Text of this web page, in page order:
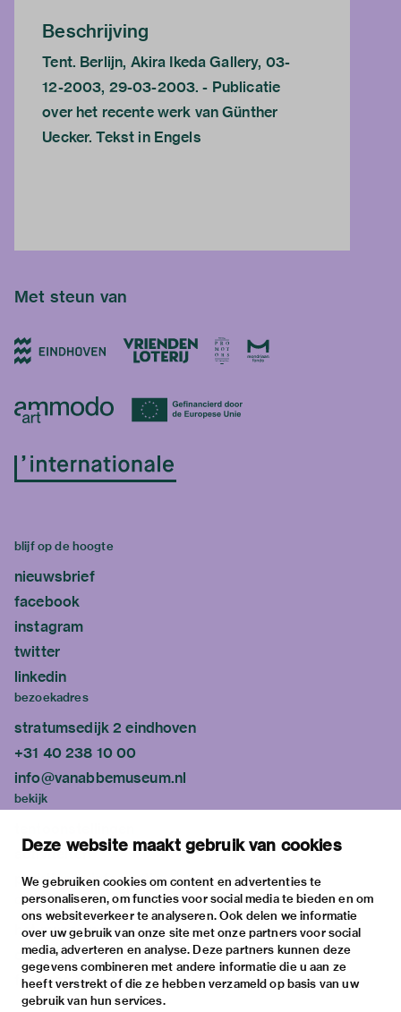
Deze website maakt gebruik van cookies
We gebruiken cookies om content en advertenties te
personaliseren, om functies voor social media te bieden en om
ons websiteverkeer te analyseren. Ook delen we informatie
over uw gebruik van onze site met onze partners voor social
media, adverteren en analyse. Deze partners kunnen deze
gegevens combineren met andere informatie die u aan ze
heeft verstrekt of die ze hebben verzameld op basis van uw
gebruik van hun services.
Beschrijving
Tent. Berlijn, Akira Ikeda Gallery, 03-
12-2003, 29-03-2003. - Publicatie
over het recente werk van Günther
Uecker. Tekst in Engels
Met steun van
blijf op de hoogte
nieuwsbrief
facebook
instagram
twitter
linkedin
bezoekadres
stratumsedijk 2 eindhoven
+31 40 238 10 00
info@vanabbemuseum.nl
bekijk
activiteiten
praktische informatie
over
het museum
de collectie
fondsen & partners